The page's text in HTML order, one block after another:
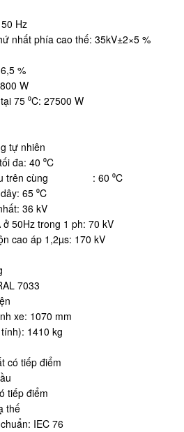
Hz
nhất phía cao thế: 35kV±2×5 %
%
W
75 ⁰C: 27500 W
tự nhiên
đa: 40 ⁰C
trên cùng : 60 ⁰C
65 ⁰C
36 kV
50Hz trong 1 ph: 70 kV
cao áp 1,2µs: 170 kV
7033
xe: 1070 mm
1410 kg
có tiếp điểm
tiếp điểm
thế
IEC 76